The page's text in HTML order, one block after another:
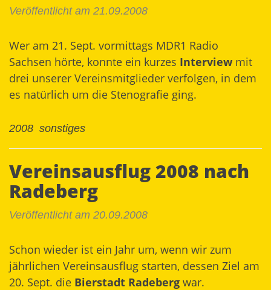
Veröffentlicht am 21.09.2008
Wer am 21. Sept. vormittags MDR1 Radio
Sachsen hörte, konnte ein kurzes Interview mit
drei unserer Vereinsmitglieder verfolgen, in dem
es natürlich um die Stenografie ging.
2008 sonstiges
Vereinsausflug 2008 nach
Radeberg
Veröffentlicht am 20.09.2008
Schon wieder ist ein Jahr um, wenn wir zum
jährlichen Vereinsausflug starten, dessen Ziel am
20. Sept. die Bierstadt Radeberg war.